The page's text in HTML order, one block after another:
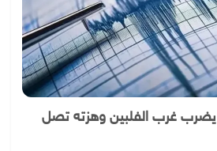
عاجل زلزال بقوة 5.8 يضرب غرب الفلبين وهزته تصل